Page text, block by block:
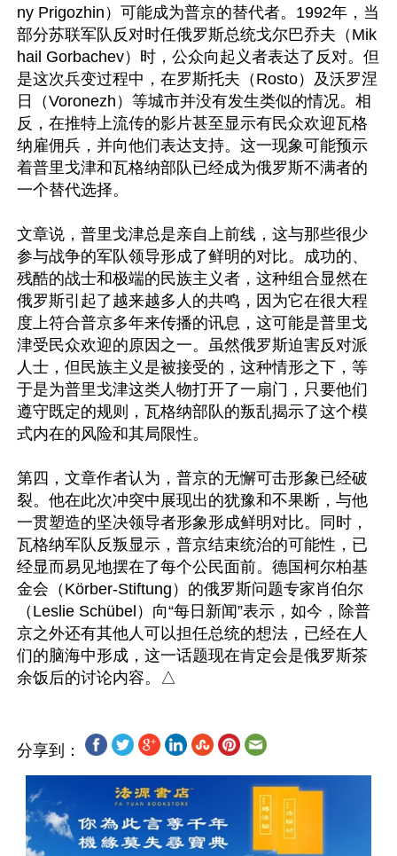
ny Prigozhin）可能成为普京的替代者。1992年，当
部分苏联军队反对时任俄罗斯总统戈尔巴乔夫（Mik
hail Gorbachev）时，公众向起义者表达了反对。但
是这次兵变过程中，在罗斯托夫（Rosto）及沃罗涅
日（Voronezh）等城市并没有发生类似的情况。相
反，在推特上流传的影片甚至显示有民众欢迎瓦格
纳雇佣兵，并向他们表达支持。这一现象可能预示
着普里戈津和瓦格纳部队已经成为俄罗斯不满者的
一个替代选择。
文章说，普里戈津总是亲自上前线，这与那些很少
参与战争的军队领导形成了鲜明的对比。成功的、
残酷的战士和极端的民族主义者，这种组合显然在
俄罗斯引起了越来越多人的共鸣，因为它在很大程
度上符合普京多年来传播的讯息，这可能是普里戈
津受民众欢迎的原因之一。虽然俄罗斯迫害反对派
人士，但民族主义是被接受的，这种情形之下，等
于是为普里戈津这类人物打开了一扇门，只要他们
遵守既定的规则，瓦格纳部队的叛乱揭示了这个模
式内在的风险和其局限性。
第四，文章作者认为，普京的无懈可击形象已经破
裂。他在此次冲突中展现出的犹豫和不果断，与他
一贯塑造的坚决领导者形象形成鲜明对比。同时，
瓦格纳军队反叛显示，普京结束统治的可能性，已
经显而易见地摆在了每个公民面前。德国柯尔柏基
金会（Körber-Stiftung）的俄罗斯问题专家肖伯尔
（Leslie Schübel）向“每日新闻”表示，如今，除普
京之外还有其他人可以担任总统的想法，已经在人
们的脑海中形成，这一话题现在肯定会是俄罗斯茶
分享到：